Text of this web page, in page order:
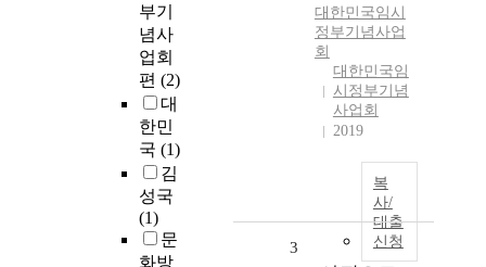
부기
념사
업회
편 (2)
대
한민
국 (1)
김
성국
(1)
문
화방
대한민국임시
정부기념사업
회
대한민국임
시정부기념
사업회
2019
복
사/
대출
신청
3